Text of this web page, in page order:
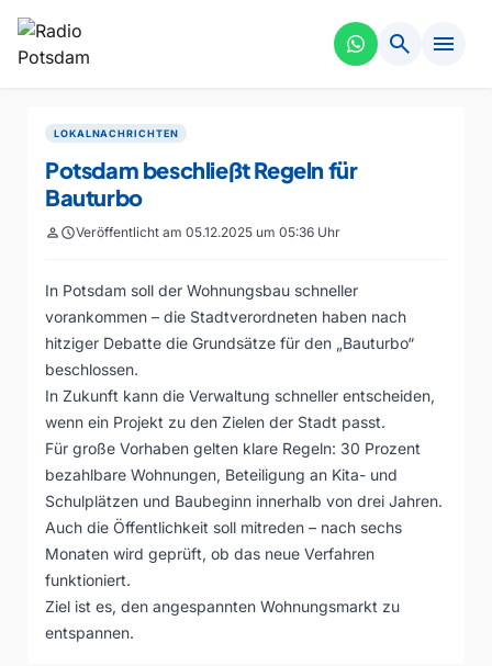
search menu
LOKALNACHRICHTEN
Potsdam beschließt Regeln für
Bauturbo
personscheduleVeröffentlicht am 05.12.2025 um 05:36 Uhr
In Potsdam soll der Wohnungsbau schneller
vorankommen – die Stadtverordneten haben nach
hitziger Debatte die Grundsätze für den „Bauturbo“
beschlossen.
In Zukunft kann die Verwaltung schneller entscheiden,
wenn ein Projekt zu den Zielen der Stadt passt.
Für große Vorhaben gelten klare Regeln: 30 Prozent
bezahlbare Wohnungen, Beteiligung an Kita- und
Schulplätzen und Baubeginn innerhalb von drei Jahren.
Auch die Öffentlichkeit soll mitreden – nach sechs
Monaten wird geprüft, ob das neue Verfahren
funktioniert.
Ziel ist es, den angespannten Wohnungsmarkt zu
entspannen.